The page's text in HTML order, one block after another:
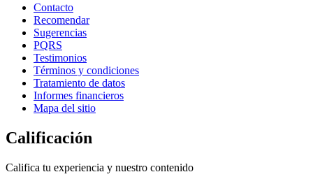
Contacto
Recomendar
Sugerencias
PQRS
Testimonios
Términos y condiciones
Tratamiento de datos
Informes financieros
Mapa del sitio
Calificación
Califica tu experiencia y nuestro contenido